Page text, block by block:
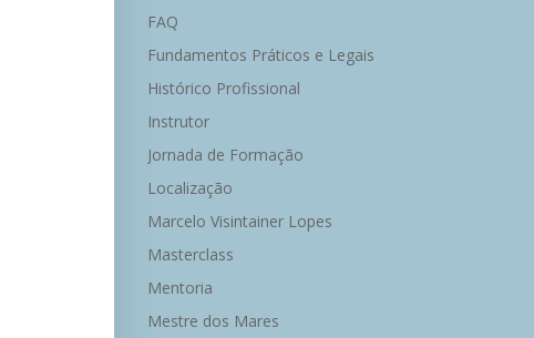
FAQ
Fundamentos Práticos e Legais
Histórico Profissional
Instrutor
Jornada de Formação
Localização
Marcelo Visintainer Lopes
Masterclass
Mentoria
Mestre dos Mares